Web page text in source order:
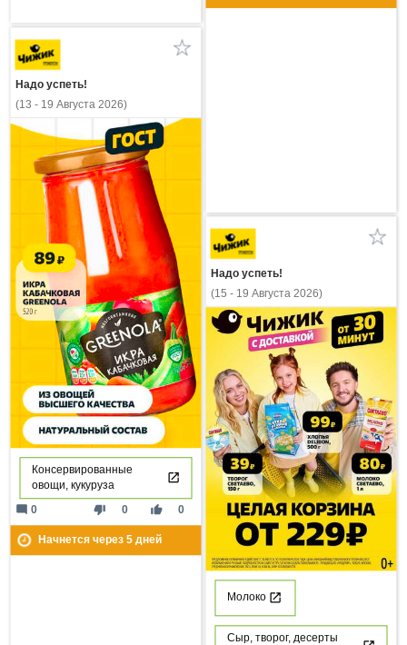
Надо успеть!
(13 - 19 Августа 2026)
Консервированные
овощи, кукуруза
thumb_down 0 thumb_up 0
mode_comment 0
Начнется через 5дней
Надо успеть!
(15 - 19 Августа 2026)
Молоко
Сыр, творог, десерты